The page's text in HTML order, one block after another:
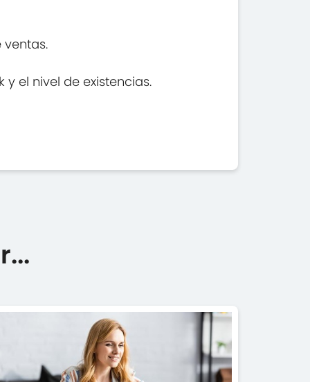
el nivel de existencias.